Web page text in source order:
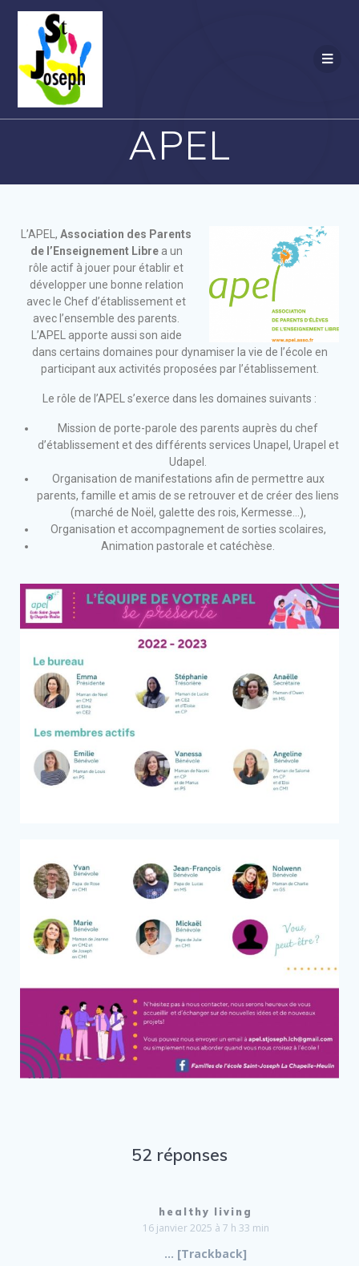
APEL
L’APEL, Association des Parents
de l’Enseignement Librea un
rôle actif à jouer pour établir et
développer une bonne relation
avec le Chef d’établissement et
avec l’ensemble des parents.
L’APEL apporte aussi son aide
dans certains domaines pour dynamiser la vie de l’école en
participant aux activités proposées par l’établissement.
Le rôle de l’APEL s’exerce dans les domaines suivants :
Mission de porte-parole des parents auprès du chef
d’établissement et des différents services Unapel, Urapel et
Udapel.
Organisation de manifestations afin de permettre aux
parents, famille et amis de se retrouver et de créer des liens
(marché de Noël, galette des rois, Kermesse…),
Organisation et accompagnement de sorties scolaires,
Animation pastorale et catéchèse.
52 réponses
healthy living
16 janvier 2025 à 7 h 33 min
… [Trackback]